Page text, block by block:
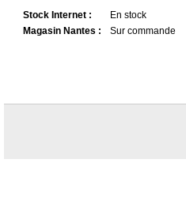
Stock Internet :
En stock
Magasin Nantes :
Sur commande